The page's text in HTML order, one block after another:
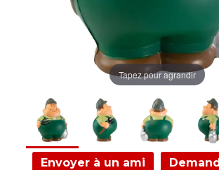
Tapez pour agrandir
Envoyer à un ami